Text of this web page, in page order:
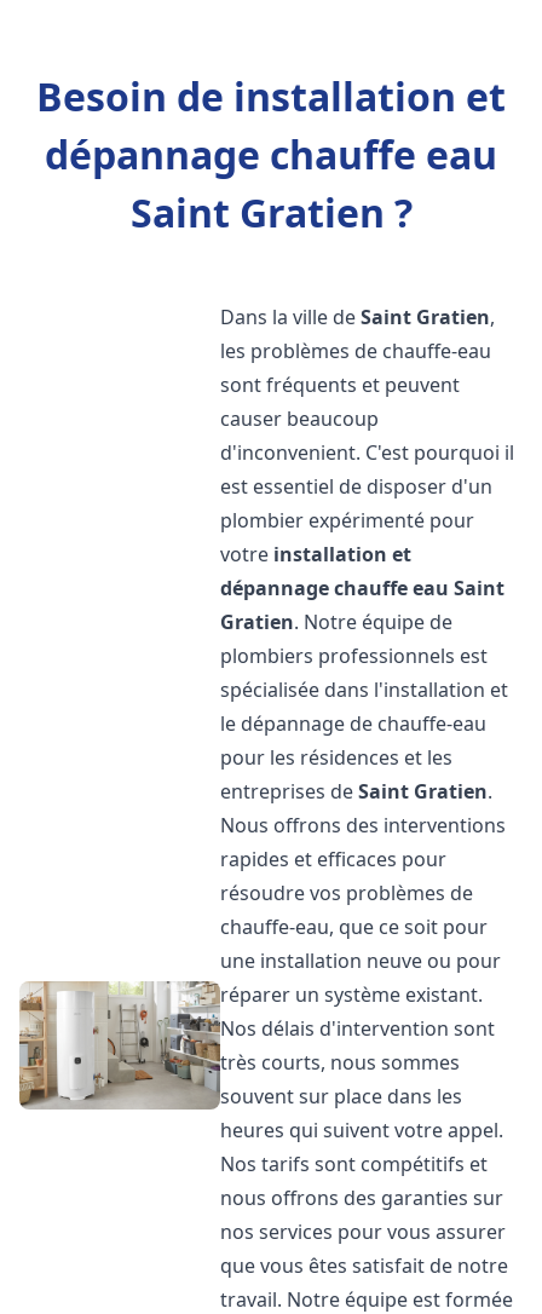
Besoin de installation et
dépannage chauffe eau
Saint Gratien ?
Dans la ville deSaint Gratien,
les problèmes de chauffe-eau
sont fréquents et peuvent
causer beaucoup
d'inconvenient. C'est pourquoi il
est essentiel de disposer d'un
plombier expérimenté pour
votre installation et
dépannage chauffe eau Saint
Gratien. Notre équipe de
plombiers professionnels est
spécialisée dans l'installation et
le dépannage de chauffe-eau
pour les résidences et les
entreprises deSaint Gratien.
Nous offrons des interventions
rapides et efficaces pour
résoudre vos problèmes de
chauffe-eau, que ce soit pour
une installation neuve ou pour
réparer un système existant.
Nos délais d'intervention sont
très courts, nous sommes
souvent sur place dans les
heures qui suivent votre appel.
Nos tarifs sont compétitifs et
nous offrons des garanties sur
nos services pour vous assurer
que vous êtes satisfait de notre
travail. Notre équipe est formée